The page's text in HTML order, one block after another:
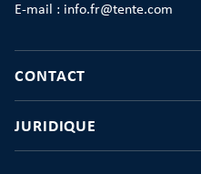
E-mail : info.fr@tente.com
CONTACT
JURIDIQUE